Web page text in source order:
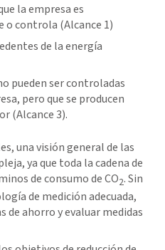
la empresa es
controla (Alcance 1)
de la energía
pueden ser controladas
pero que se producen
(Alcance 3).
una visión general de las
ya que toda la cadena de
de consumo de CO2. Sin
de medición adecuada,
de ahorro y evaluar medidas